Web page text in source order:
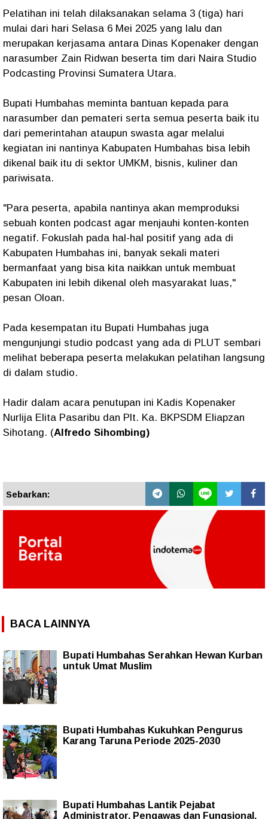
Pelatihan ini telah dilaksanakan selama 3 (tiga) hari
mulai dari hari Selasa 6 Mei 2025 yang lalu dan
merupakan kerjasama antara Dinas Kopenaker dengan
narasumber Zain Ridwan beserta tim dari Naira Studio
Podcasting Provinsi Sumatera Utara.
Bupati Humbahas meminta bantuan kepada para
narasumber dan pemateri serta semua peserta baik itu
dari pemerintahan ataupun swasta agar melalui
kegiatan ini nantinya Kabupaten Humbahas bisa lebih
dikenal baik itu di sektor UMKM, bisnis, kuliner dan
pariwisata.
"Para peserta, apabila nantinya akan memproduksi
sebuah konten podcast agar menjauhi konten-konten
negatif. Fokuslah pada hal-hal positif yang ada di
Kabupaten Humbahas ini, banyak sekali materi
bermanfaat yang bisa kita naikkan untuk membuat
Kabupaten ini lebih dikenal oleh masyarakat luas,"
pesan Oloan.
Pada kesempatan itu Bupati Humbahas juga
mengunjungi studio podcast yang ada di PLUT sembari
melihat beberapa peserta melakukan pelatihan langsung
di dalam studio.
Hadir dalam acara penutupan ini Kadis Kopenaker
Nurlija Elita Pasaribu dan Plt. Ka. BKPSDM Eliapzan
Sihotang. (Alfredo Sihombing)
Sebarkan:
BACA LAINNYA
Bupati Humbahas Serahkan Hewan Kurban
untuk Umat Muslim
Bupati Humbahas Kukuhkan Pengurus
Karang Taruna Periode 2025-2030
Bupati Humbahas Lantik Pejabat
Administrator, Pengawas dan Fungsional,